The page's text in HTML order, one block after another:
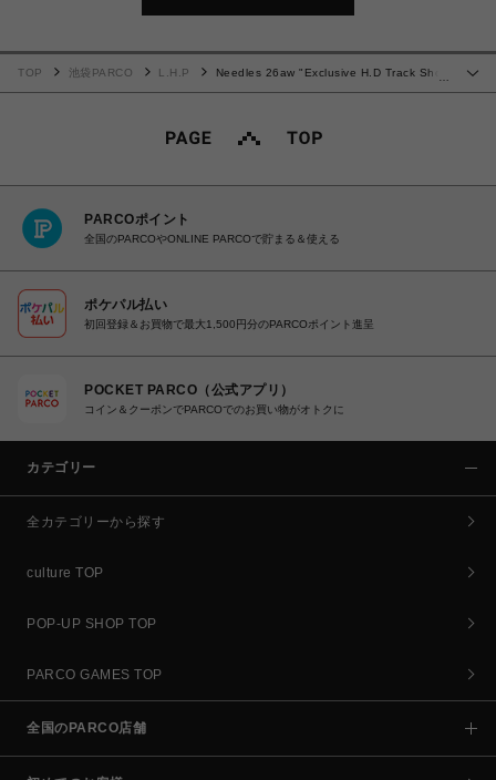
…
TOP 池袋PARCO L.H.P
Needles 26aw "Exclusive H.D Track Short
PARCOポイント
全国のPARCOやONLINE PARCOで貯まる＆使える
ポケパル払い
初回登録＆お買物で最大1,500円分のPARCOポイント進呈
POCKET PARCO（公式アプリ）
コイン＆クーポンでPARCOでのお買い物がオトクに
カテゴリー
全カテゴリーから探す
culture TOP
POP-UP SHOP TOP
PARCO GAMES TOP
全国のPARCO店舗